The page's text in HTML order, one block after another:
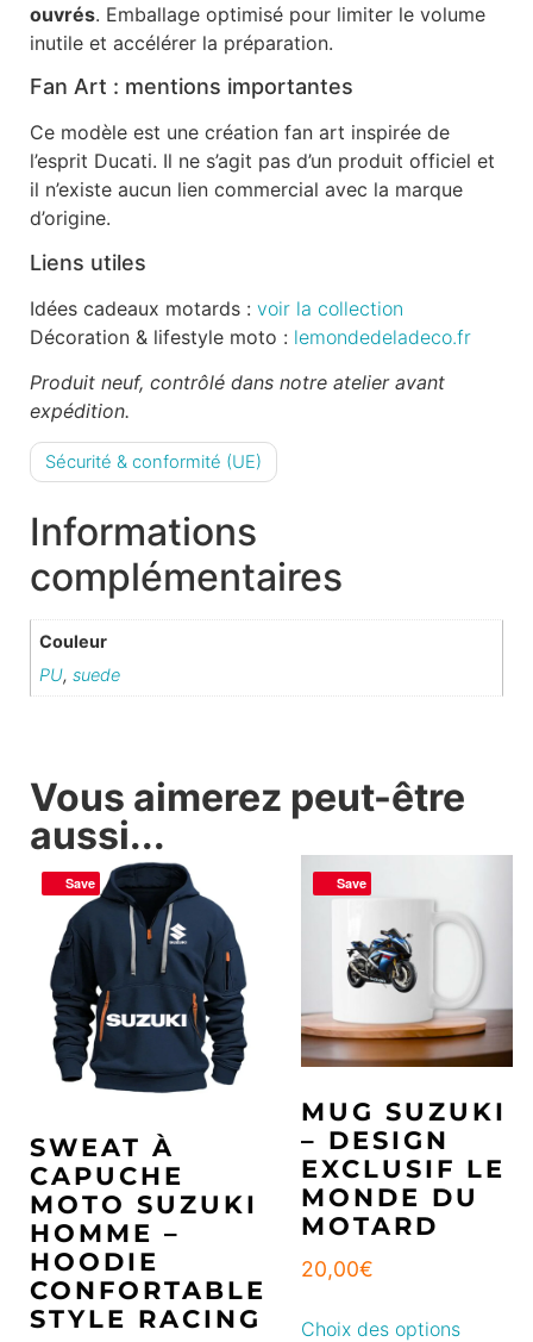
ouvrés. Emballage optimisé pour limiter le volume
inutile et accélérer la préparation.
Fan Art : mentions importantes
Ce modèle est une création fan art inspirée de
l’esprit Ducati. Il ne s’agit pas d’un produit officiel et
il n’existe aucun lien commercial avec la marque
d’origine.
Liens utiles
Idées cadeaux motards : voir la collection
Décoration & lifestyle moto : lemondedeladeco.fr
Produit neuf, contrôlé dans notre atelier avant
expédition.
Sécurité & conformité (UE)
Informations
complémentaires
Couleur
PU,suede
Vous aimerez peut-être
aussi...
Save
SWEAT À
CAPUCHE
MOTO SUZUKI
HOMME –
HOODIE
CONFORTABLE
STYLE RACING
Save
MUG SUZUKI
– DESIGN
EXCLUSIF LE
MONDE DU
MOTARD
20,00€
Choix des options